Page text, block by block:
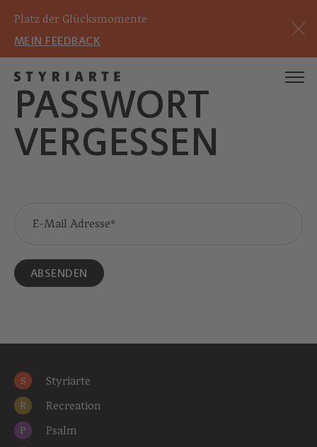
Platz der Glücksmomente
MEIN FEEDBACK
PASSWORT
VERGESSEN
E-Mail Adresse
ABSENDEN
S Styriarte
R Recreation
P Psalm